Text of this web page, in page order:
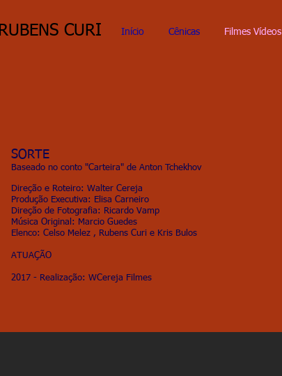
​RUBENS CURI Início Cênicas Filmes Vídeos
SORTE
Baseado no conto "Carteira" de Anton Tchekhov
Direção e Roteiro: Walter Cereja
Produção Executiva: Elisa Carneiro
Direção de Fotografia: Ricardo Vamp
Música Original: Marcio Guedes
Elenco: Celso Melez , Rubens Curi e Kris Bulos
ATUAÇÃO
2017 - Realização: WCereja Filmes